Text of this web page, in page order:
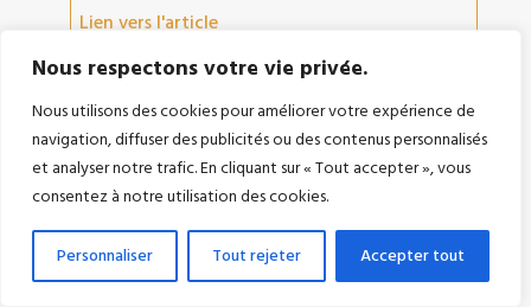
Nous respectons votre vie privée.
Nous utilisons des cookies pour améliorer votre expérience de
navigation, diffuser des publicités ou des contenus personnalisés
et analyser notre trafic. En cliquant sur « Tout accepter », vous
consentez à notre utilisation des cookies.
Personnaliser Tout rejeter Accepter tout
Lien vers l'article
Philou47
La Peña del Fraile – Bardenas
Bonjour Philippe, randonnée faite ce jour,